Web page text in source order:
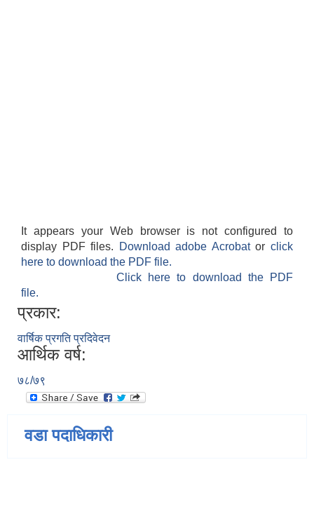
It appears your Web browser is not configured to
display PDF files.
Download adobe Acrobatorclick
here to download the PDF file.
Click here to download the PDF
file.
प्रकार:
वार्षिक प्रगति प्रदिवेदन
आर्थिक वर्ष:
७८/७९
वडा पदाधिकारी